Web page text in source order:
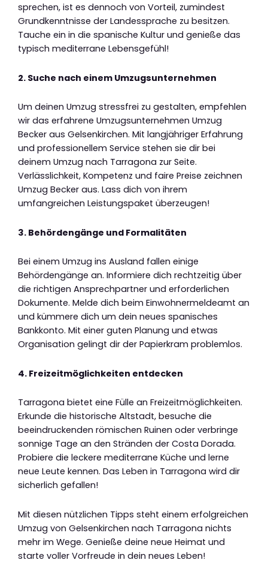
sprechen, ist es dennoch von Vorteil, zumindest
Grundkenntnisse der Landessprache zu besitzen.
Tauche ein in die spanische Kultur und genieße das
typisch mediterrane Lebensgefühl!
2. Suche nach einem Umzugsunternehmen
Um deinen Umzug stressfrei zu gestalten, empfehlen
wir das erfahrene Umzugsunternehmen Umzug
Becker aus Gelsenkirchen. Mit langjähriger Erfahrung
und professionellem Service stehen sie dir bei
deinem Umzug nach Tarragona zur Seite.
Verlässlichkeit, Kompetenz und faire Preise zeichnen
Umzug Becker aus. Lass dich von ihrem
umfangreichen Leistungspaket überzeugen!
3. Behördengänge und Formalitäten
Bei einem Umzug ins Ausland fallen einige
Behördengänge an. Informiere dich rechtzeitig über
die richtigen Ansprechpartner und erforderlichen
Dokumente. Melde dich beim Einwohnermeldeamt an
und kümmere dich um dein neues spanisches
Bankkonto. Mit einer guten Planung und etwas
Organisation gelingt dir der Papierkram problemlos.
4. Freizeitmöglichkeiten entdecken
Tarragona bietet eine Fülle an Freizeitmöglichkeiten.
Erkunde die historische Altstadt, besuche die
beeindruckenden römischen Ruinen oder verbringe
sonnige Tage an den Stränden der Costa Dorada.
Probiere die leckere mediterrane Küche und lerne
neue Leute kennen. Das Leben in Tarragona wird dir
sicherlich gefallen!
Mit diesen nützlichen Tipps steht einem erfolgreichen
Umzug von Gelsenkirchen nach Tarragona nichts
mehr im Wege. Genieße deine neue Heimat und
starte voller Vorfreude in dein neues Leben!